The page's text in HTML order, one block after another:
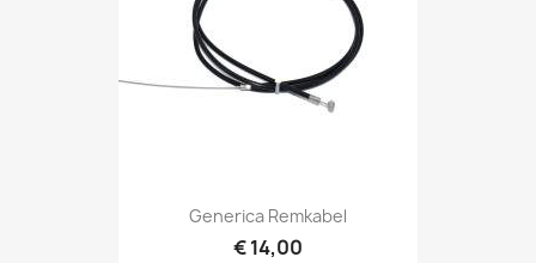
Generica Remkabel
€ 14,00